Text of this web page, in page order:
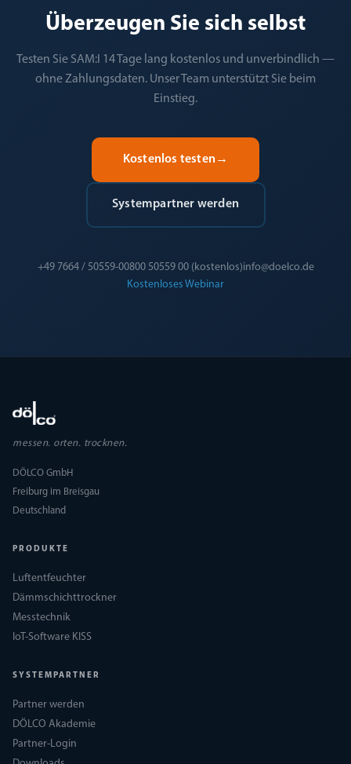
Überzeugen Sie sich selbst
Testen Sie SAM:I 14 Tage lang kostenlos und unverbindlich —
ohne Zahlungsdaten. Unser Team unterstützt Sie beim
Einstieg.
Kostenlos testen→
Systempartner werden
+49 7664 / 50559-00800 50559 00 (kostenlos)info@doelco.de
Kostenloses Webinar
messen. orten. trocknen.
DÖLCO GmbH
Freiburg im Breisgau
Deutschland
PRODUKTE
Luftentfeuchter
Dämmschichttrockner
Messtechnik
IoT-Software KISS
SYSTEMPARTNER
Partner werden
DÖLCO Akademie
Partner-Login